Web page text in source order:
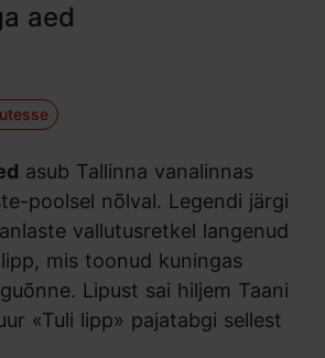
aed
asub Tallinna vanalinnas
poolsel nõlval. Legendi järgi
vallutusretkel langenud
mis toonud kuningas
Lipust sai hiljem Taani
«Tuli lipp» pajatabgi sellest